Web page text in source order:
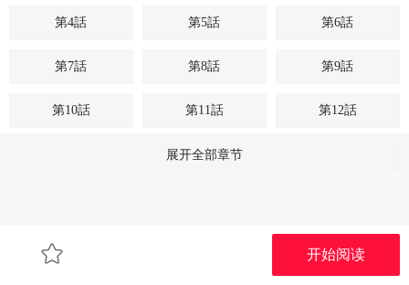
第4話 第5話 第6話
第7話 第8話 第9話
第10話 第11話 第12話
第14話
第19話
开始阅读
展开全部章节